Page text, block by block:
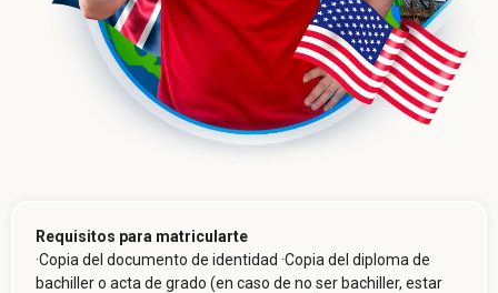
Requisitos para matricularte
·Copia del documento de identidad ·Copia del diploma de
bachiller o acta de grado (en caso de no ser bachiller, estar